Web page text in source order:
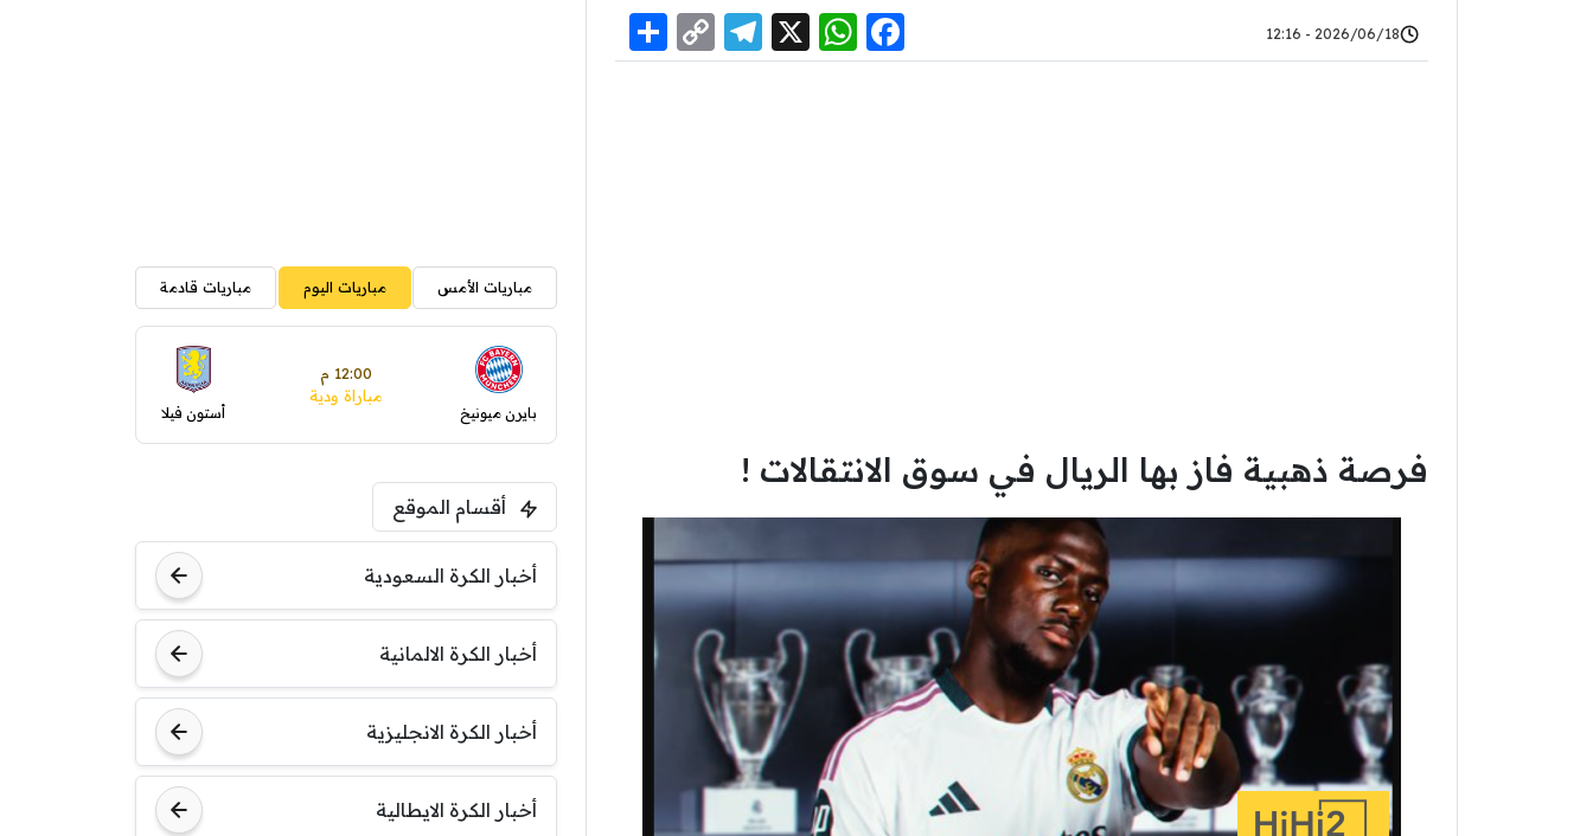
2026/06/18 - 12:16
Facebook
WhatsApp
X
Telegram
Copy
Link
فرصة ذهبية فاز بها الريال في سوق الانتقالات !
مباريات الأمس مباريات اليوم مباريات قادمة
بايرن ميونيخ
12:00 م
مباراة ودية
أستون فيلا
أقسام الموقع
أخبار الكرة السعودية
أخبار الكرة الالمانية
أخبار الكرة الانجليزية
أخبار الكرة الايطالية